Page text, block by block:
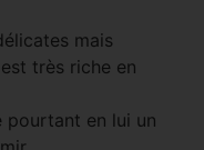
mais
très riche en
en lui un